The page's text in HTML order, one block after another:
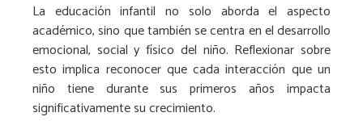
La educación infantil no solo aborda el aspecto
académico, sino que también se centra en el desarrollo
emocional, social y físico del niño. Reflexionar sobre
esto implica reconocer que cada interacción que un
niño tiene durante sus primeros años impacta
significativamente su crecimiento.